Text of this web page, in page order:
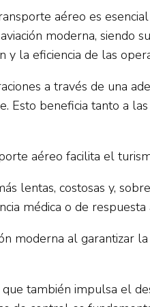
aéreo es
moderna, siendo
la eficiencia de las
a través de una
beneficia tanto a
aéreo facilita el
lentas, costosas y,
médica o de
al garantizar
también impulsa el